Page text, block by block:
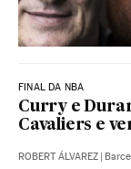
FINAL DA NBA
Curry e
Cavaliers e
ROBERT ÁLVAREZ |